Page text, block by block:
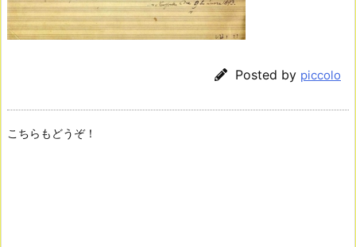
Posted by piccolo
こちらもどうぞ！